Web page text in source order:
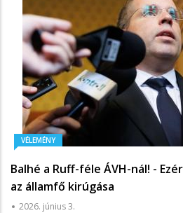
VÉLEMÉNY
Balhé a Ruff-féle ÁVH-nál! -
az államfő kirúgása
2026. június 3.